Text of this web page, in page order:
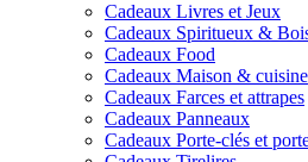
Cadeaux Livres et Jeux
Cadeaux Spiritueux &
Cadeaux Food
Cadeaux Maison & cuisine
Cadeaux Farces et attrapes
Cadeaux Panneaux
Cadeaux Porte-clés et